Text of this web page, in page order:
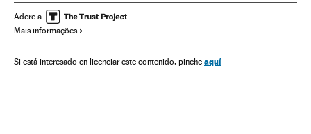
Alcoolismo Câncer fígado
Nutrição
Doenças
Adere a
Mais informações
Si está interesado en licenciar este contenido, pinche aquí